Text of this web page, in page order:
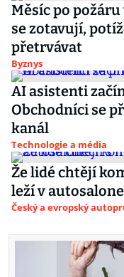
Měsíc po požáru
se zotavují,
přetrvávat
Byznys
AI asistenti
Obchodníci se
kanál
Technologie a média
Že lidé chtějí
leží v
Český a evropský